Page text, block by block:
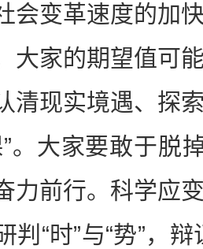
会变革速度的加
大家的期望值可
清现实境遇、探
。大家要敢于脱
力前行。科学应
判“时”与“势”，辩